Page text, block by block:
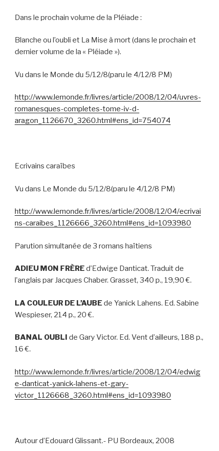
Dans le prochain volume de la Pléiade :
Blanche ou l’oubli et La Mise à mort(dans le prochain et
dernier volume de la « Pléiade »).
Vu dans le Monde du 5/12/8(paru le 4/12/8 PM)
http://www.lemonde.fr/livres/article/2008/12/04/uvres-
romanesques-completes-tome-iv-d-
aragon_1126670_3260.html#ens_id=754074
Ecrivains caraïbes
Vu dans Le Monde du 5/12/8(paru le 4/12/8 PM)
http://www.lemonde.fr/livres/article/2008/12/04/ecrivai
ns-caraibes_1126666_3260.html#ens_id=1093980
Parution simultanée de 3 romans haïtiens
ADIEU MON FRÈREd’Edwige Danticat. Traduit de
l’anglais par Jacques Chaber. Grasset, 340 p., 19,90 €.
LA COULEUR DE L’AUBEde Yanick Lahens. Ed. Sabine
Wespieser, 214 p., 20 €.
BANAL OUBLI de Gary Victor. Ed. Vent d’ailleurs, 188 p.,
16 €.
http://www.lemonde.fr/livres/article/2008/12/04/edwig
e-danticat-yanick-lahens-et-gary-
victor_1126668_3260.html#ens_id=1093980
Autour d’Edouard Glissant.- PU Bordeaux, 2008